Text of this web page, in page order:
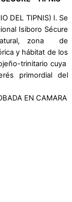
DEL TIPNIS) I. Se
Isiboro Sécure
zona de
y hábitat de los
trinitario cuya
primordial del